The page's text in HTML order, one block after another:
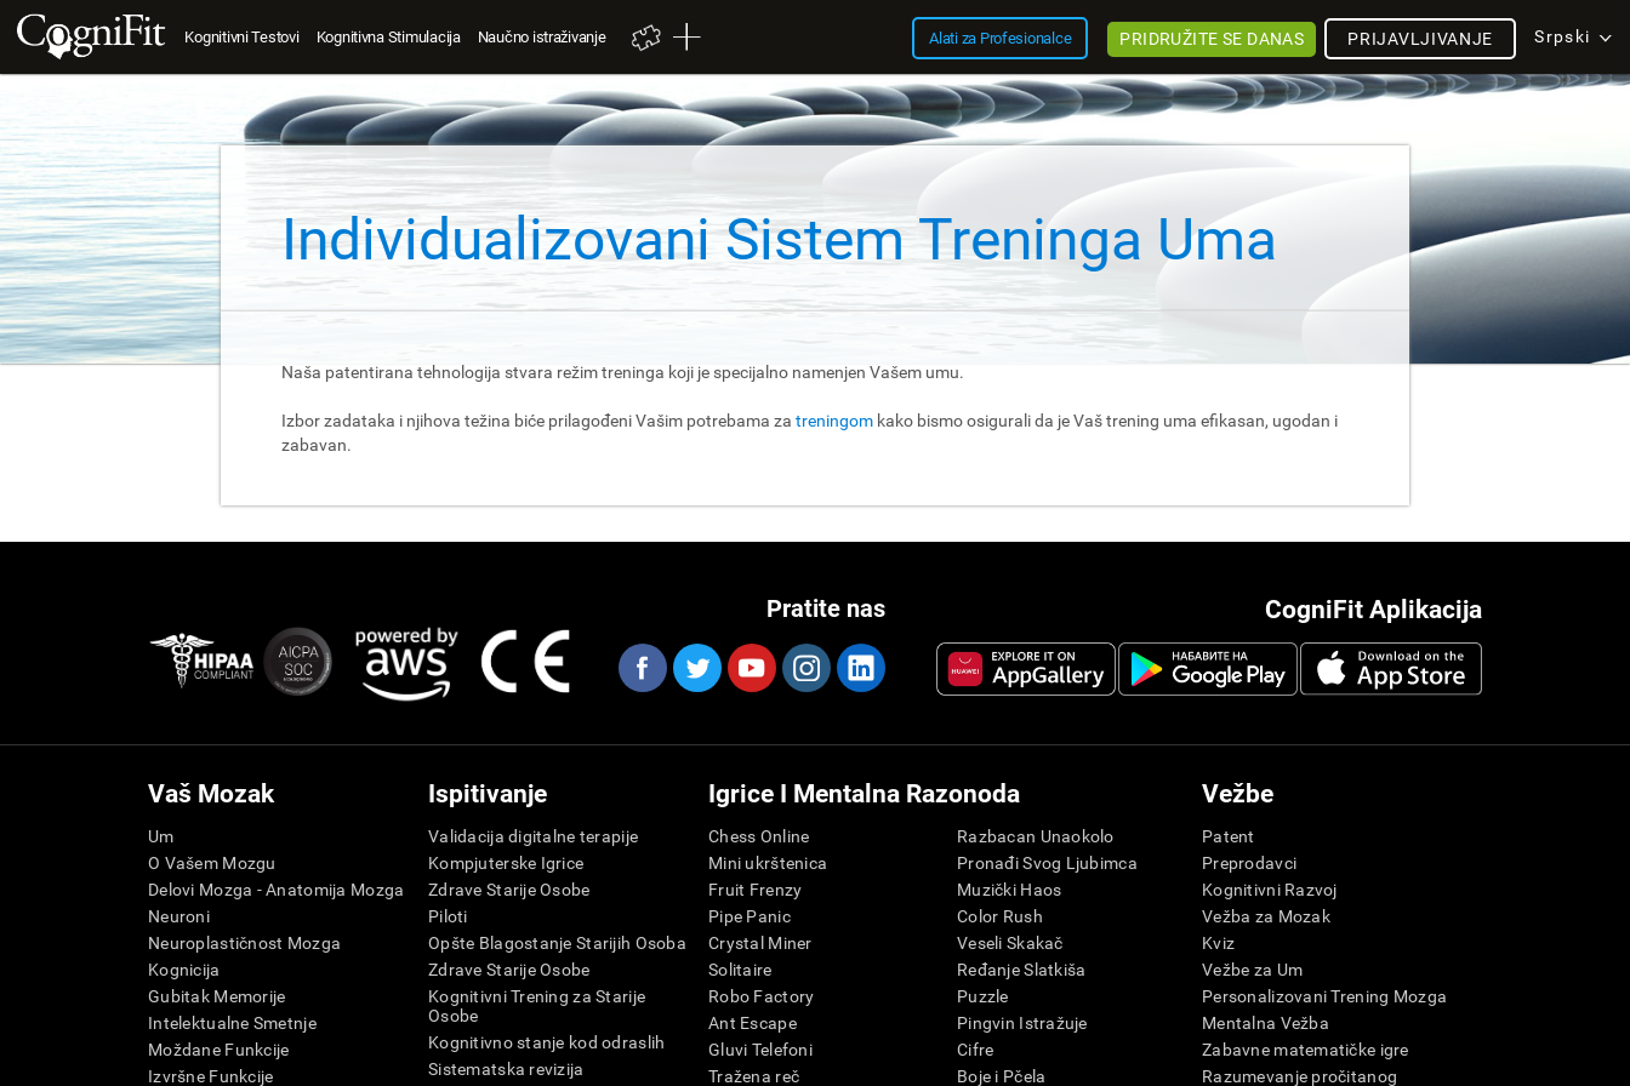
Kognitivni Testovi Kognitivna Stimulacija Naučno istraživanje Alati za Profesionalce Srpski
PRIJAVLJIVANJE
PRIDRUŽITE SE DANAS
Individualizovani Sistem Treninga Uma
Naša patentirana tehnologija stvara režim treninga koji je specijalno namenjen Vašem umu.
Izbor zadataka i njihova težina biće prilagođeni Vašim potrebama za treningom kako bismo osigurali da je Vaš trening uma efikasan, ugodan i
zabavan.
CogniFit Aplikacija
Pratite nas
Vaš Mozak
Um
O Vašem Mozgu
Delovi Mozga - Anatomija Mozga
Neuroni
Neuroplastičnost Mozga
Kognicija
Gubitak Memorije
Intelektualne Smetnje
Moždane Funkcije
Izvršne Funkcije
Ispitivanje
Validacija digitalne terapije
Kompjuterske Igrice
Zdrave Starije Osobe
Piloti
Opšte Blagostanje Starijih Osoba
Zdrave Starije Osobe
Kognitivni Trening za Starije
Osobe
Kognitivno stanje kod odraslih
Sistematska revizija
Igrice I Mentalna Razonoda
Chess Online
Mini ukrštenica
Fruit Frenzy
Pipe Panic
Crystal Miner
Solitaire
Robo Factory
Ant Escape
Gluvi Telefoni
Tražena reč
Razbacan Unaokolo
Pronađi Svog Ljubimca
Muzički Haos
Color Rush
Veseli Skakač
Ređanje Slatkiša
Puzzle
Pingvin Istražuje
Cifre
Boje i Pčela
Vežbe
Patent
Preprodavci
Kognitivni Razvoj
Vežba za Mozak
Kviz
Vežbe za Um
Personalizovani Trening Mozga
Mentalna Vežba
Zabavne matematičke igre
Razumevanje pročitanog